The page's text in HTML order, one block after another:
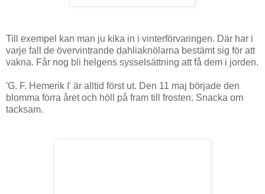
Till exempel kan man ju kika in i vinterförvaringen. Där har i
varje fall de övervintrande dahliaknölarna bestämt sig för att
vakna. Får nog bli helgens sysselsättning att få dem i jorden.
'G. F. Hemerik I' är alltid först ut. Den 11 maj började den
blomma förra året och höll på fram till frosten. Snacka om
tacksam.